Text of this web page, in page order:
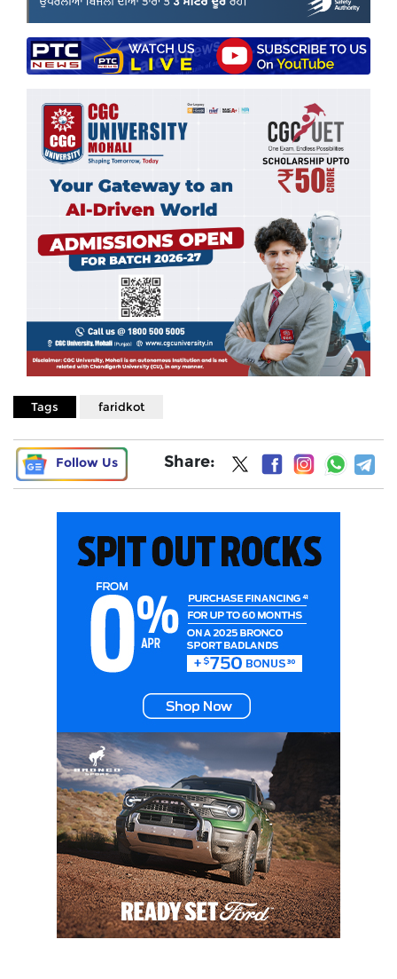
Tags faridkot
Follow Us Share: